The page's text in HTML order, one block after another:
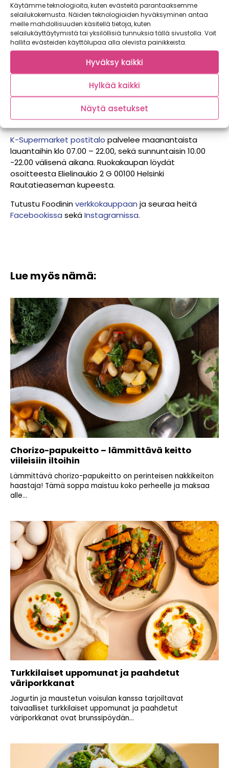
Käytämme teknologioita, kuten evästeitä parantaaksemme
selailukokemusta. Näiden teknologioiden hyväksyminen antaa
meille mahdollisuuden käsitellä tietoja, kuten
selailukäyttäytymistä tai yksilöllisiä tunnuksia tällä sivustolla. Voit
hallita evästeiden käyttölupaa alla olevista painikkeista.
Hyväksy kaikki
Hylkää kaikki
Näytä asetukset
Ota kuva smoothiestasi ja kerro reseptisi
sosiaalisessa mediassa käyttämällä hashtagia
#munsmoothie. Parhaat reseptit palkitaan
kampanjan päätyttyä.
hyvinvointivalmentajat ovat
29.5.2015 maanantaista perjantaihin kello 16.00 –
. Liftedin meininkiä voit seurata myös
FacebookissajaInstagramissa.
K-Supermarket postitalo palvelee maanantaista
lauantaihin klo 07.00 – 22.00, sekä sunnuntaisin 10.00
-22.00 välisenä aikana. Ruokakaupan löydät
osoitteesta Elielinaukio 2 G 00100 Helsinki
Rautatieaseman kupeesta.
Tutustu Foodininverkkokauppaan ja seuraa heitä
Facebookissa sekäInstagramissa.
Lue myös nämä:
Chorizo-papukeitto – lämmittävä keitto
viileisiin iltoihin
Lämmittävä chorizo-papukeitto on perinteisen nakkikeiton
haastaja! Tämä soppa maistuu koko perheelle ja maksaa
alle...
Turkkilaiset uppomunat ja paahdetut
väriporkkanat
Jogurtin ja maustetun voisulan kanssa tarjoiltavat
taivaalliset turkkilaiset uppomunat ja paahdetut
väriporkkanat ovat brunssipöydän...